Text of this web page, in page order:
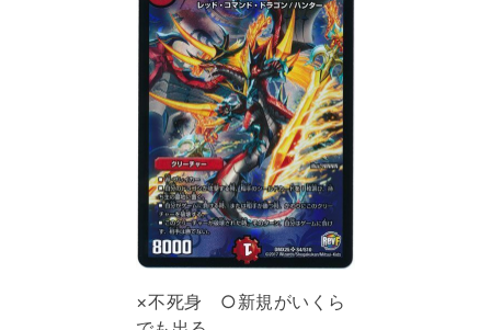
×不死身 ○新規がいくら